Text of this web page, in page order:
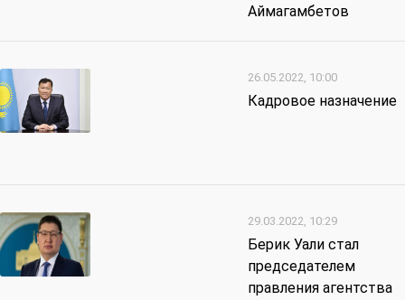
Аймагамбетов
26.05.2022, 10:00
Кадровое назначение
29.03.2022, 10:29
Берик Уали стал
председателем
правления агентства